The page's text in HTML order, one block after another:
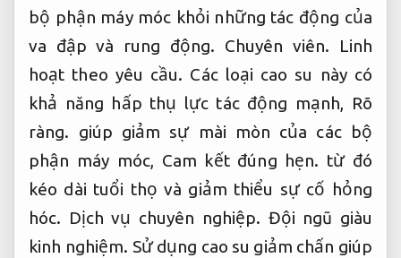
bộ phận máy móc khỏi những tác động của
va đập và rung động. Chuyên viên.
Linh
hoạt theo yêu cầu. Các loại cao su này có
khả năng hấp thụ lực tác động mạnh, Rõ
ràng. giúp giảm sự mài mòn của các bộ
phận máy móc, Cam kết đúng hẹn. từ đó
kéo dài tuổi thọ và giảm thiểu sự cố hỏng
hóc. Dịch vụ chuyên nghiệp. Đội ngũ giàu
kinh nghiệm. Sử dụng cao su giảm chấn giúp